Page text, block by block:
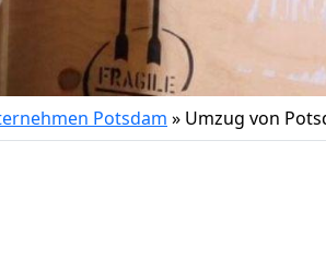
Potsdam » Umzug von